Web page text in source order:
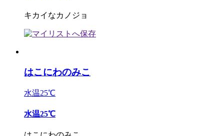
キカイなカノジョ
はこにわのみこ
水温25℃
水温25℃